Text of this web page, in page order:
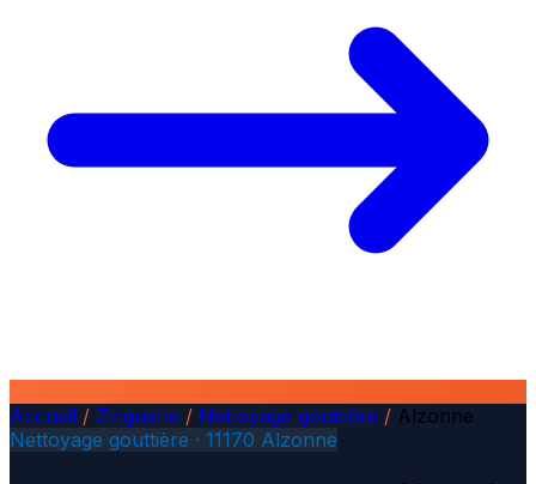
Accueil / Zinguerie / Nettoyage gouttière / Alzonne
Nettoyage gouttière · 11170 Alzonne